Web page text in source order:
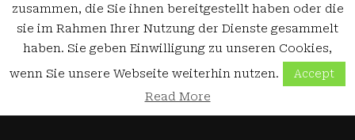
zusammen, die Sie ihnen bereitgestellt haben oder die
sie im Rahmen Ihrer Nutzung der Dienste gesammelt
haben. Sie geben Einwilligung zu unseren Cookies,
wenn Sie unsere Webseite weiterhin nutzen.
Accept
Read More